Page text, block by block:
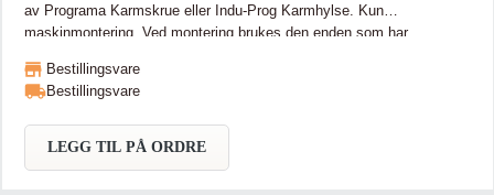
av Programa Karmskrue eller Indu-Prog Karmhylse. Kun
maskinmontering. Ved montering brukes den enden som har
innskruing. Ved justering brukes den enden som er utboret innvendig,
da den griper hylsen ved inn- og utskruing.
Bestillingsvare
Bestillingsvare
LEGG TIL PÅ ORDRE